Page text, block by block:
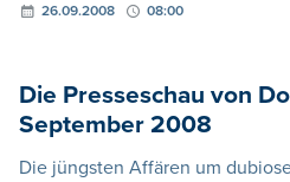
26.09.2008 08:00
Die Presseschau von
September 2008
Die jüngsten Affären um